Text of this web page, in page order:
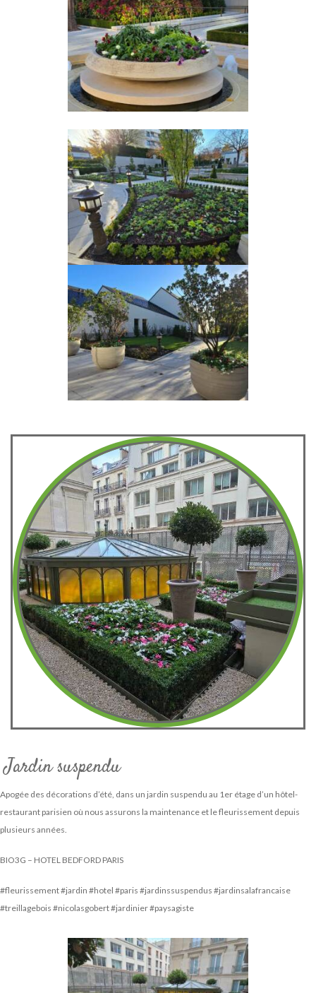
Jardin suspendu
Apogée des décorations d’été, dans un jardin suspendu au 1er étage d’un hôtel-
restaurant parisien où nous assurons la maintenance et le fleurissement depuis
plusieurs années.
BIO3G – HOTEL BEDFORD PARIS
#fleurissement #jardin #hotel #paris #jardinssuspendus #jardinsalafrancaise
#treillagebois #nicolasgobert #jardinier #paysagiste